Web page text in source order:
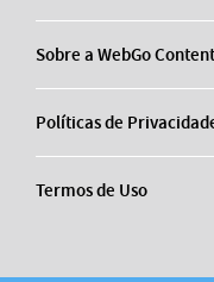
Sobre a WebGo Content
Políticas de
Termos de Uso